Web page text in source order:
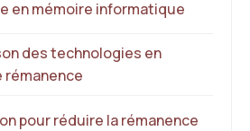
en mémoire informatique
des technologies en
rémanence
pour réduire la rémanence